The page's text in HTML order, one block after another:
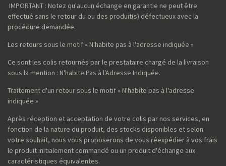
IMPORTANT : Notez qu'aucun échange en garantie ne peut être
effectué sans le retour du ou des produit(s) défectueux avec la
procédure demandée.
Les retours sous le motif « N'habite pas à l'adresse indiquée »
Ce sont les colis retournés par le prestataire chargé de la livraison
sous la mention : N'habite Pas à l'Adresse Indiquée.
Traitement d'un retour sous le motif « N'habite pas à l'adresse
indiquée »
Après réception et acceptation de votre colis par nos services, en
fonction de la nature du produit, des stocks disponibles et selon
votre souhait, nous vous proposerons de vous réexpédier à vos frais
le produit initialement commandé ou un produit d'échange aux
caractéristiques équivalentes.